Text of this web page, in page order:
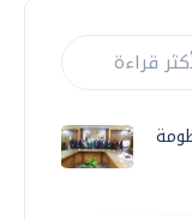
قراءة